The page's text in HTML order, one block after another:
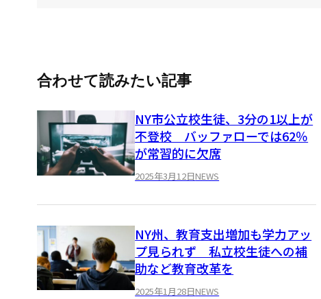
合わせて読みたい記事
NY市公立校生徒、3分の1以上が
不登校 バッファローでは62％
が常習的に欠席
2025年3月12日NEWS
NY州、教育支出増加も学力アッ
プ見られず 私立校生徒への補
助など教育改革を
2025年1月28日NEWS